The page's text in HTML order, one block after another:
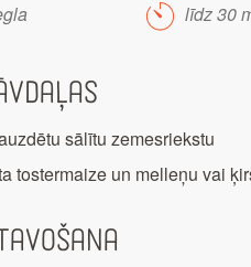
līdz 30
sālītu zemesriekstu
tostermaize un melleņu vai